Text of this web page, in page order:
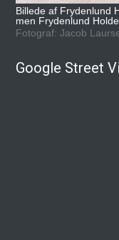
Billede af Frydenlund
men Frydenlund
Fotograf: Jacob
Google Street